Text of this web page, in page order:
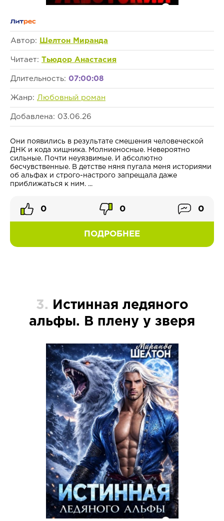
Автор: Шелтон Миранда
Читает: Тьюдор Анастасия
Длительность: 07:00:08
Жанр: Любовный роман
Добавлена: 03.06.26
Они появились в результате смешения человеческой
ДНК и кода хищника. Молниеносные. Невероятно
сильные. Почти неуязвимые. И абсолютно
бесчувственные. В детстве няня пугала меня историями
об альфах и строго-настрого запрещала даже
приближаться к ним. ...
ПОДРОБНЕЕ
0 0 0
3.
Истинная ледяного
альфы. В плену у зверя